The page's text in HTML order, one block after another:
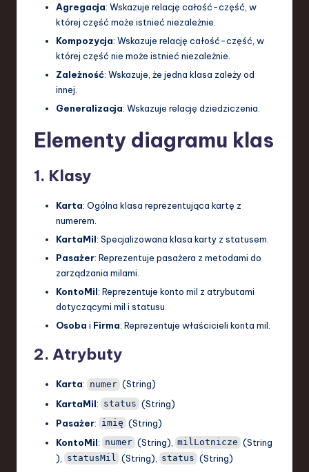
Agregacja: Wskazuje relację całość-część, w
której część może istnieć niezależnie.
Kompozycja: Wskazuje relację całość-część, w
której część nie może istnieć niezależnie.
Zależność: Wskazuje, że jedna klasa zależy od
innej.
Generalizacja: Wskazuje relację dziedziczenia.
Elementy diagramu klas
1. Klasy
Karta: Ogólna klasa reprezentująca kartę z
numerem.
KartaMil: Specjalizowana klasa karty z statusem.
Pasażer: Reprezentuje pasażera z metodami do
zarządzania milami.
KontoMil: Reprezentuje konto mil z atrybutami
dotyczącymi mil i statusu.
Osoba i Firma: Reprezentuje właścicieli konta mil.
2. Atrybuty
Karta: numer (String)
KartaMil: status (String)
Pasażer: imię (String)
KontoMil: numer (String), milLotnicze (String
),
statusMil (String), status (String)